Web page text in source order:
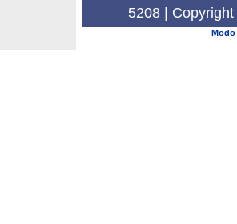
5208 |
Modo